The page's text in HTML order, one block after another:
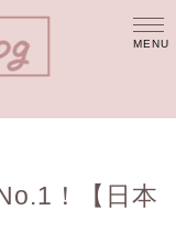
！【日本